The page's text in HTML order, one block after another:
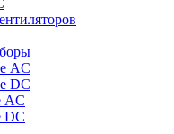
AC
DC
AC
DC